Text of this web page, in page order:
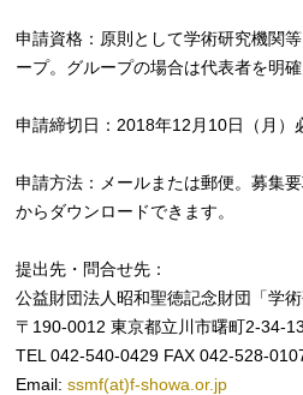
申請資格：原則として学術研究機関
ープ。グループの場合は代表者を明確
申請締切日：2018年12月10日（月）
申請方法：メールまたは郵便。募集
からダウンロードできます。
提出先・問合せ先：
公益財団法人昭和聖徳記念財団「学
〒190-0012 東京都立川市曙町2-34-
TEL 042-540-0429 FAX 042-528-
Email:ssmf(at)f-showa.or.jp